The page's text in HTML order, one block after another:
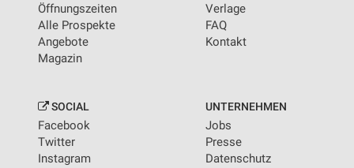
Öffnungszeiten
Alle Prospekte
Angebote
Magazin
Verlage
FAQ
Kontakt
SOCIAL
Facebook
Twitter
Instagram
UNTERNEHMEN
Jobs
Presse
Datenschutz